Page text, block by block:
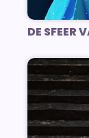
DE SFEER